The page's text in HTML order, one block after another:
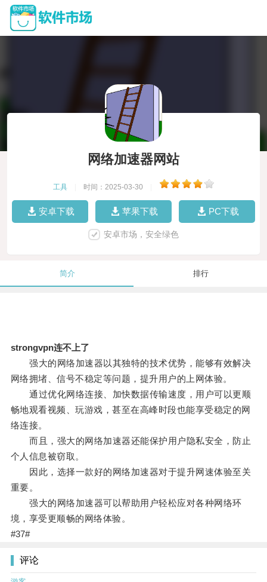
网络加速器网站
工具 时间：2025-03-30
安卓下载 苹果下载 PC下载
安卓市场，安全绿色
简介 排行
strongvpn连不上了
强大的网络加速器以其独特的技术优势，能够有效解决
网络拥堵、信号不稳定等问题，提升用户的上网体验。
通过优化网络连接、加快数据传输速度，用户可以更顺
畅地观看视频、玩游戏，甚至在高峰时段也能享受稳定的网
络连接。
而且，强大的网络加速器还能保护用户隐私安全，防止
个人信息被窃取。
因此，选择一款好的网络加速器对于提升网速体验至关
重要。
强大的网络加速器可以帮助用户轻松应对各种网络环
境，享受更顺畅的网络体验。
#37#
评论